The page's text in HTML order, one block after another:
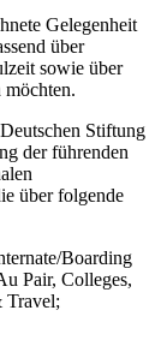
Gelegenheit
über
sowie über
Stiftung
der führenden
über folgende
Boarding
Pair, Colleges,
Travel;